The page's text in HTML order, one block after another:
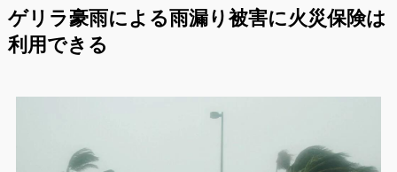
ゲリラ豪雨による雨漏り被害に火災保険は
利用できる